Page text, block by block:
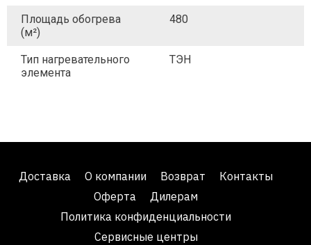
Площадь обогрева
(м²)
480
Тип нагревательного
элемента
ТЭН
Доставка О компании Возврат
Контакты
Оферта
Дилерам
Политика конфиденциальности
Сервисные центры